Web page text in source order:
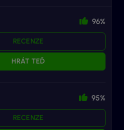
96%
RECENZE
HRÁT TEĎ
95%
RECENZE